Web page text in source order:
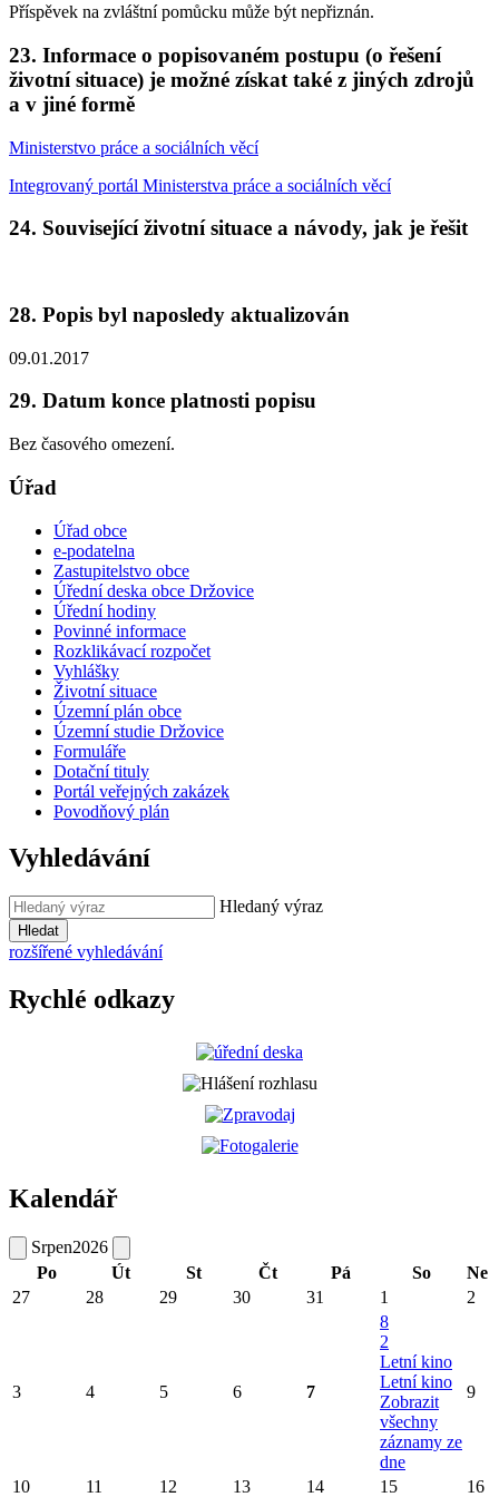
Příspěvek na zvláštní pomůcku může být nepřiznán.
23. Informace o popisovaném postupu (o řešení
životní situace) je možné získat také z jiných zdrojů
a v jiné formě
Ministerstvo práce a sociálních věcí
Integrovaný portál Ministerstva práce a sociálních věcí
24. Související životní situace a návody, jak je řešit
28. Popis byl naposledy aktualizován
09.01.2017
29. Datum konce platnosti popisu
Bez časového omezení.
Úřad
Úřad obce
e-podatelna
Zastupitelstvo obce
Úřední deska obce Držovice
Úřední hodiny
Povinné informace
Rozklikávací rozpočet
Vyhlášky
Životní situace
Územní plán obce
Územní studie Držovice
Formuláře
Dotační tituly
Portál veřejných zakázek
Povodňový plán
Vyhledávání
Hledaný výraz
Hledat
rozšířené vyhledávání
Rychlé odkazy
Kalendář
Srpen2026
Po
Út St Čt Pá So
Ne
27
28 29 30 31 1 2
3 4 5 6 7
8
2
Letní kino
Letní kino
Zobrazit
všechny
záznamy ze
dne
9
10 11 12 13 14 15
16